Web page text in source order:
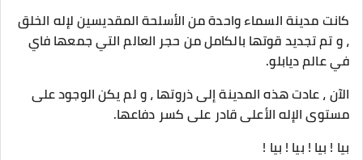
كانت مدينة السماء واحدة من الأسلحة المقديسين لإله الخلق
، و تم تجديد قوتها بالكامل من حجر العالم التي جمعها فاي
في عالم ديابلو.
الآن ، عادت هذه المدينة إلى ذروتها ، و لم يكن الوجود على
مستوى الإله الأعلى قادر على كسر دفاعها.
بيا ! بيا ! بيا ! بيا !